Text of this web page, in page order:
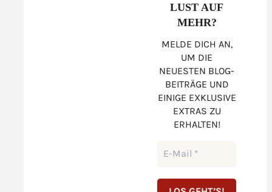
LUST AUF
MEHR?
MELDE DICH AN,
UM DIE
NEUESTEN BLOG-
BEITRÄGE UND
EINIGE EXKLUSIVE
EXTRAS ZU
ERHALTEN!